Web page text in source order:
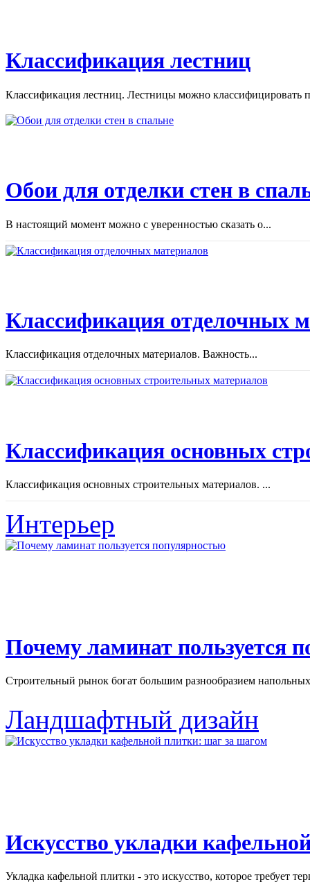
Классификация лестниц
Классификация лестниц. Лестницы можно классифицировать
Обои для отделки стен в
В настоящий момент можно с уверенностью сказать о...
Классификация отделочных
Классификация отделочных материалов. Важность...
Классификация основных
Классификация основных строительных материалов. ...
Интерьер
Почему ламинат пользуется
Строительный рынок богат большим разнообразием
Ландшафтный дизайн
Искусство укладки
Укладка кафельной плитки - это искусство, которое требует